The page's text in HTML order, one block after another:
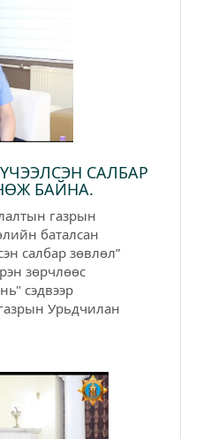
САЛБАР
БАЙНА.
газрын
баталсан
салбар зөвлөл”
зөрчлөөс
сэдвээр
Урьдчилан